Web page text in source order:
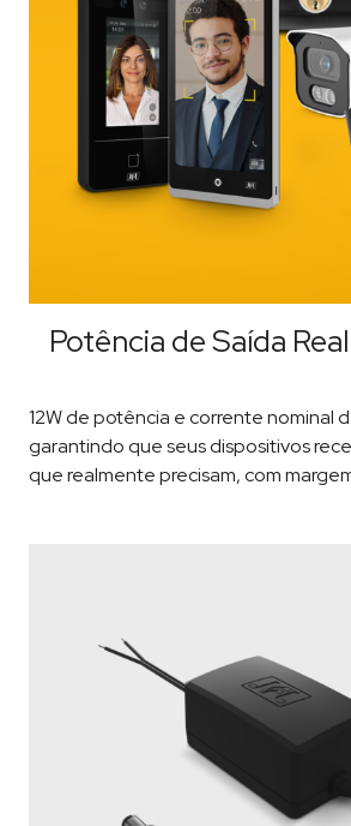
Potência de Saída
12W de potência e corrente nominal
garantindo que seus dispositivos
que realmente precisam, com